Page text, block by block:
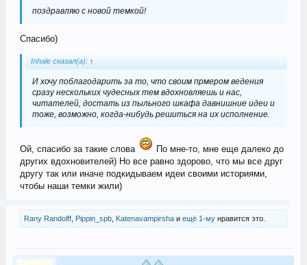
поздравляю с новой темкой!
Спасибо)
Inhale сказал(а): ↑
И хочу поблагодарить за то, что своим прмером ведения
сразу нескольких чудесных тем вдохновляешь и нас,
читателей, достать из пыльного шкафа давнишние идеи и
тоже, возможно, когда-нибудь решиться на их исполнение.
Ой, спасибо за такие слова
По мне-то, мне еще далеко до
других вдохновителей) Но все равно здорово, что мы все друг
другу так или иначе подкидываем идеи своими историями,
чтобы наши темки жили)
Rany Randolff, Pippin_spb, Katenavampirshaи ещё 1-мунравится это.